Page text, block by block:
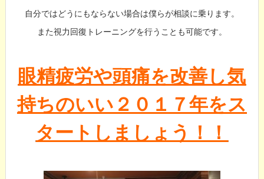
自分ではどうにもならない場合は僕らが相談に乗ります。
また視力回復トレーニングを行うことも可能です。
眼精疲労や頭痛を改善し気
持ちのいい２０１７年をス
タートしましょう！！